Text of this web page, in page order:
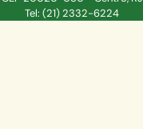
Tel: (21) 2332-6224